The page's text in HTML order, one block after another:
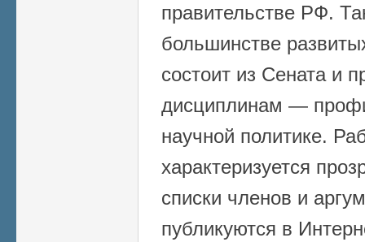
правительстве РФ.
большинстве
состоит из Сената и
дисциплинам —
научной политике.
характеризуется
списки членов и
публикуются в